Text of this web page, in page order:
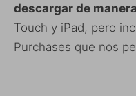
descargar de
Touch y iPad, pero
Purchases que nos